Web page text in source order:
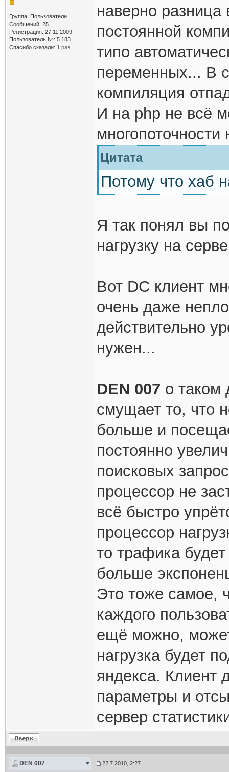
Группа: Пользователи
Сообщений: 25
Регистрация: 27.11.2009
Пользователь №: 5 183
Спасибо сказали: 1 раз
наверно разница
постоянной
типо
переменных... В
компиляция
И на php не всё
Цитата
Потому что хаб
Я так понял вы
нагрузку на
Вот DC клиент
очень даже
действительно
нужен...
DEN 007 о таком
смущает то, что
больше и
постоянно
поисковых
процессор не
всё быстро
процессор
то трафика
больше
Это тоже самое,
каждого
ещё можно,
нагрузка будет
яндекса. Клиент
параметры и
сервер
DEN 007 22.7.2010, 2:27